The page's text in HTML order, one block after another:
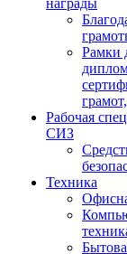
награды
Рамки
Рабочая
СИЗ
Техника